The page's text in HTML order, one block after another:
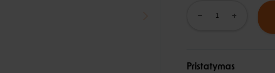
Pristatymas